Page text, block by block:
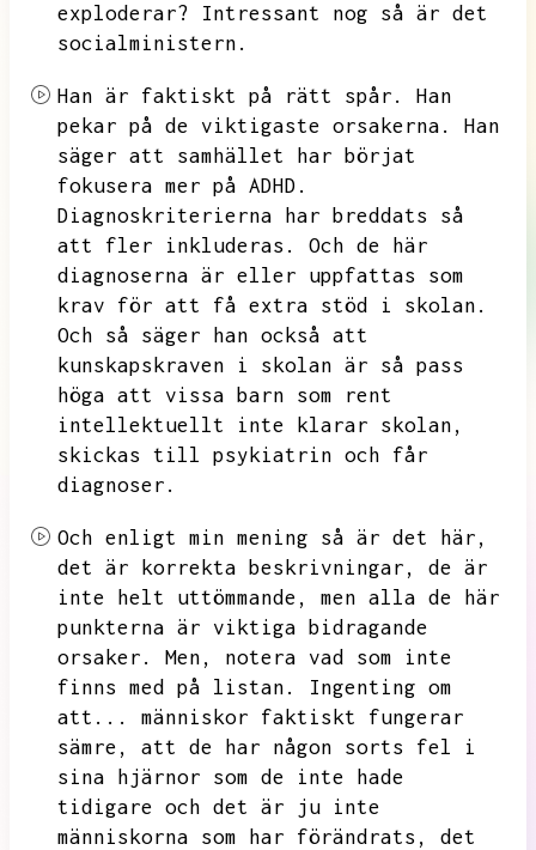
exploderar?
Intressant nog så är det
socialministern.
Han är faktiskt på rätt spår.
Han
pekar på de viktigaste orsakerna.
Han
säger att samhället har börjat
fokusera mer på ADHD.
Diagnoskriterierna har breddats så
att fler inkluderas.
Och de här
diagnoserna är eller uppfattas som
krav för att få extra stöd i skolan.
Och så säger han också att
kunskapskraven i skolan är så pass
höga att vissa barn som rent
intellektuellt
inte klarar skolan,
skickas till psykiatrin och får
diagnoser.
Och enligt min mening så är det här,
det är korrekta beskrivningar,
de är
inte helt uttömmande,
men alla de här
punkterna är viktiga bidragande
orsaker.
Men,
notera vad som inte
finns med på listan.
Ingenting om
att...
människor faktiskt fungerar
sämre,
att de har någon sorts fel i
sina hjärnor som de inte hade
tidigare och det är ju inte
människorna som har förändrats,
det